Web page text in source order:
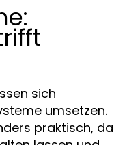
sich
umsetzen.
praktisch, da